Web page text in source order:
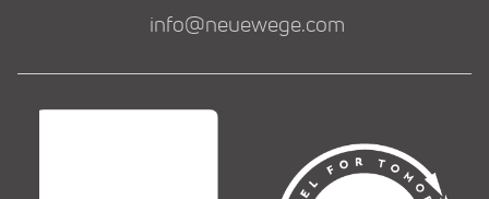
info@neuewege.com